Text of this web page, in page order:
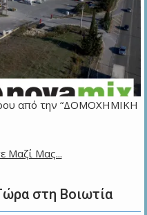
από την “ΔΟΜΟΧΗΜΙΚΗ
στη Βοιωτία